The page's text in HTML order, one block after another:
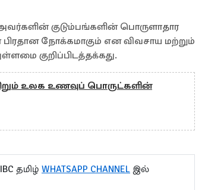
குடும்பங்களின் பொருளாதார
நோக்கமாகும் என விவசாய மற்றும்
குறிப்பிடத்தக்கது.
உலக உணவுப் பொருட்களின்
தமிழ் WHATSAPP CHANNEL இல்